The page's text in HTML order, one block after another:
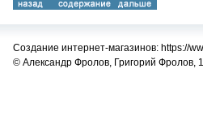
Создание интернет-магазинов: https://
© Александр Фролов, Григорий Фролов,